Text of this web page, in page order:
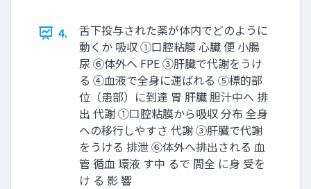
4.
舌下投与された薬が体内でどのように
動くか 吸収 ①口腔粘膜 心臓 便 小腸
尿 ⑥体外へ FPE ③肝臓で代謝をうけ
る ④血液で全身に運ばれる ⑤標的部
位（患部）に到達 胃 肝臓 胆汁中へ 排
出 代謝 ①口腔粘膜から吸収 分布 全身
への移行しやすさ 代謝 ③肝臓で代謝
をうける 排泄 ⑥体外へ排出される 血
管 循血 環液 す中 るで 間全 に身 受を
け る 影 響